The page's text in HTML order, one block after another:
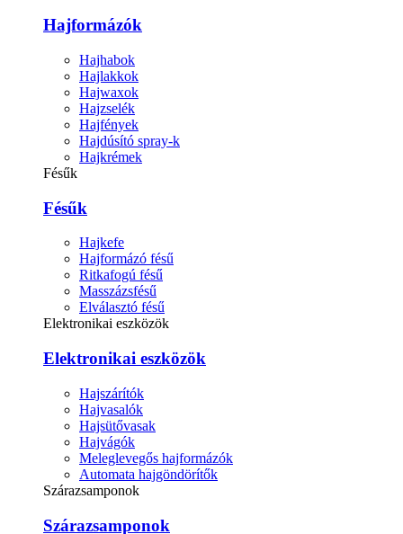
Hajformázók
Hajhabok
Hajlakkok
Hajwaxok
Hajzselék
Hajfények
Hajdúsító spray-k
Hajkrémek
Fésűk
Fésűk
Hajkefe
Hajformázó fésű
Ritkafogú fésű
Masszázsfésű
Elválasztó fésű
Elektronikai eszközök
Elektronikai eszközök
Hajszárítók
Hajvasalók
Hajsütővasak
Hajvágók
Meleglevegős hajformázók
Automata hajgöndörítők
Szárazsamponok
Szárazsamponok